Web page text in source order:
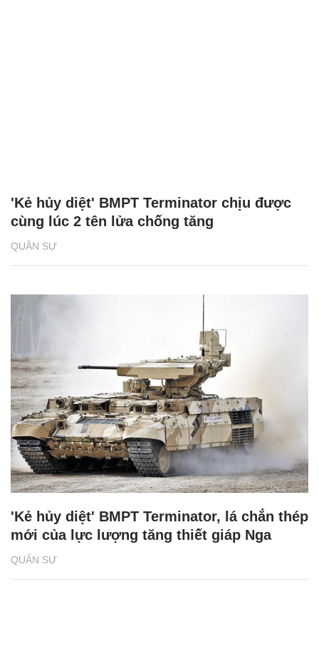
QUÂN SỰ
'Kẻ hủy diệt' BMPT Terminator chịu được
cùng lúc 2 tên lửa chống tăng
QUÂN SỰ
'Kẻ hủy diệt' BMPT Terminator, lá chắn thép
mới của lực lượng tăng thiết giáp Nga